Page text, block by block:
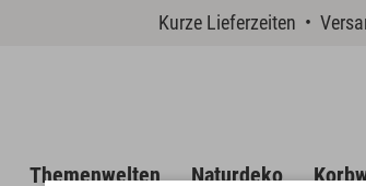
Kurze Lieferzeiten •
Themenwelten Naturdeko